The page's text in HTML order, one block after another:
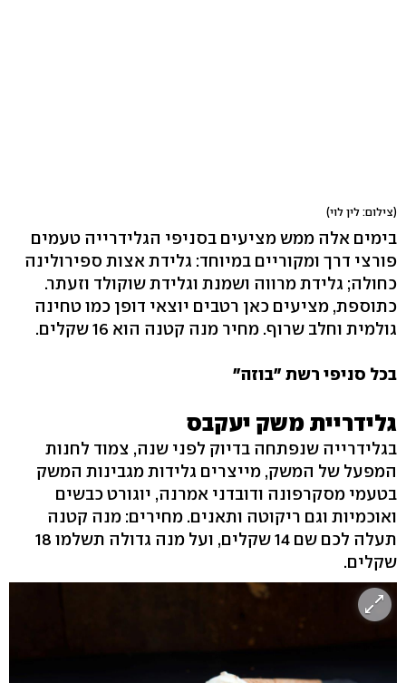
(צילום: לין לוי)
בימים אלה ממש מציעים בסניפי הגלידרייה טעמים
פורצי דרך ומקוריים במיוחד: גלידת אצות ספירולינה
כחולה; גלידת מרווה ושמנת וגלידת שוקולד וזעתר.
כתוספת, מציעים כאן רטבים יוצאי דופן כמו טחינה
גולמית וחלב שרוף. מחיר מנה קטנה הוא 16 שקלים.
בכל סניפי רשת "בוזה"
גלידריית משק יעקבס
בגלידרייה שנפתחה בדיוק לפני שנה, צמוד לחנות
המפעל של המשק, מייצרים גלידות מגבינות המשק
בטעמי מסקרפונה ודובדני אמרנה, יוגורט כבשים
ואוכמיות וגם ריקוטה ותאנים. מחירים: מנה קטנה
תעלה לכם שם 14 שקלים, ועל מנה גדולה תשלמו 18
שקלים.